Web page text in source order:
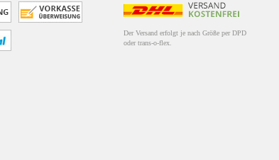
Der Versand erfolgt je nach Größe per DPD
oder trans-o-flex.